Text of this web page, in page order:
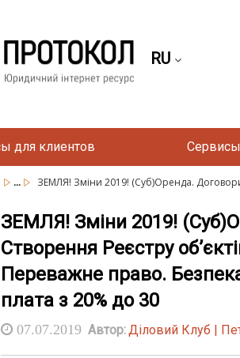
RU
для клиентов
... ЗЕМЛЯ! Зміни 2019! (Суб)Оренда.
ЗЕМЛЯ! Зміни 2019!
Створення Реєстру
Переважне право.
плата з 20% до 30
07.07.2019 Автор:Діловий Клуб |